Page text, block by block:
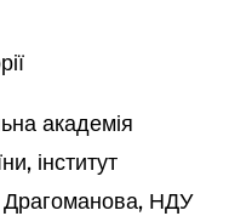
академія
інститут
НДУ